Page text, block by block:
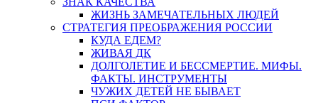
ЖИЗНЬ ЗАМЕЧАТЕЛЬНЫХ ЛЮДЕЙ
СТРАТЕГИЯ ПРЕОБРАЖЕНИЯ РОССИИ
КУДА ЕДЕМ?
ЖИВАЯ ДК
ДОЛГОЛЕТИЕ И БЕССМЕРТИЕ. МИФЫ.
ФАКТЫ. ИНСТРУМЕНТЫ
ЧУЖИХ ДЕТЕЙ НЕ БЫВАЕТ